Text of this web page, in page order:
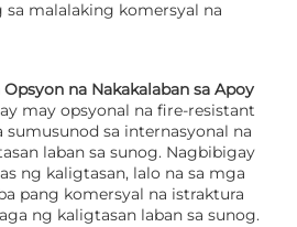
malalaking komersyal na
na Nakakalaban sa Apoy
may opsyonal na fire-resistant
sumusunod sa internasyonal na
laban sa sunog. Nagbibigay
ng kaligtasan, lalo na sa mga
pang komersyal na istraktura
ng kaligtasan laban sa sunog.